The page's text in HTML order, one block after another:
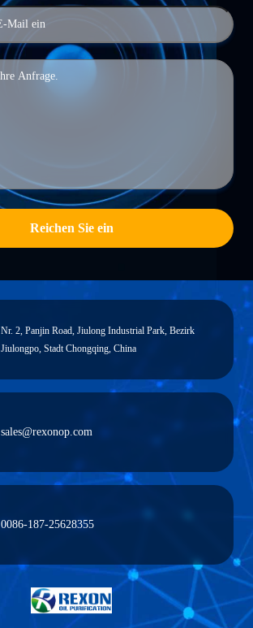
Reichen Sie ein
Nr. 2, Panjin Road, Jiulong Industrial Park, Bezirk
Jiulongpo, Stadt Chongqing, China
sales@rexonop.com
0086-187-25628355